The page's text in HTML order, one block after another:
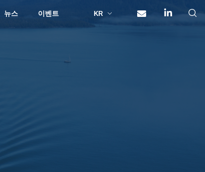
뉴스 이벤트 KR